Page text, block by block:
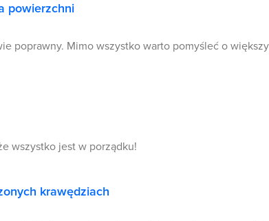
powierzchni
poprawny. Mimo wszystko warto pomyśleć o
wszystko jest w porządku!
krawędziach